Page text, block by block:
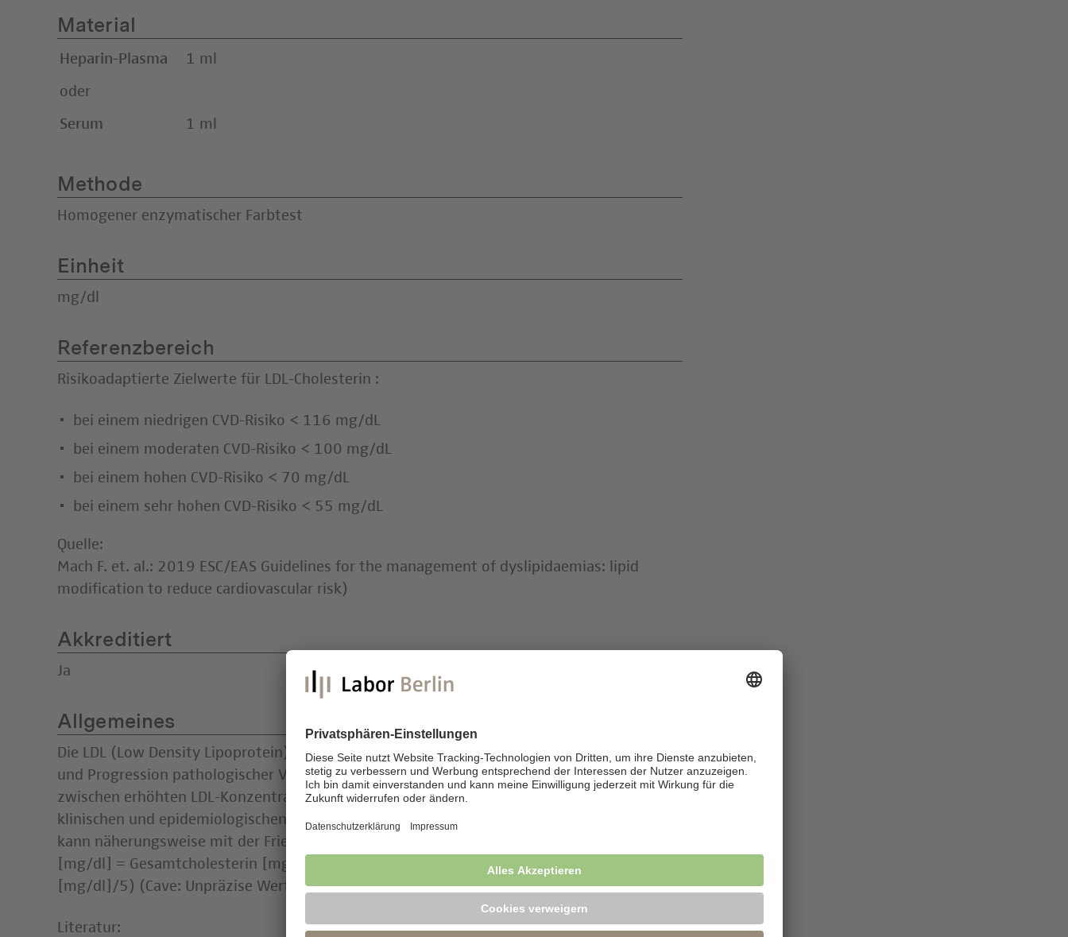
Material
Heparin-Plasma 1 ml
oder
Serum 1 ml
Methode
Homogener enzymatischer Farbtest
Einheit
mg/dl
Referenzbereich
Risikoadaptierte Zielwerte für LDL-Cholesterin :
bei einem niedrigen CVD-Risiko < 116 mg/dL
bei einem moderaten CVD-Risiko < 100 mg/dL
bei einem hohen CVD-Risiko < 70 mg/dL
bei einem sehr hohen CVD-Risiko < 55 mg/dL
Quelle:
Mach F. et. al.: 2019 ESC/EAS Guidelines for the management of dyslipidaemias: lipid
modification to reduce cardiovascular risk)
Akkreditiert
Ja
Allgemeines
Die LDL (Low Density Lipoprotein)-Partikel spielen eine zentrale Rolle in der Entstehung
und Progression pathologischer Veränderungen der Gefäßwand. Eine enge Korrelation
zwischen erhöhten LDL-Konzentrationen und der Atherogenese konnte in zahlreichen
klinischen und epidemiologischen Studien nachgewiesen werden. Die LDL-Konzentration
kann näherungsweise mit der Friedewald-Formel errechnet werden: LDL-Cholesterin
[mg/dl] = Gesamtcholesterin [mg/dl] – (HDL-Cholesterin [mg/dl] + Triglyceride
[mg/dl]/5) (Cave: Unpräzise Werte bei Triglyceridwerten >200 mg/dl).
Literatur: